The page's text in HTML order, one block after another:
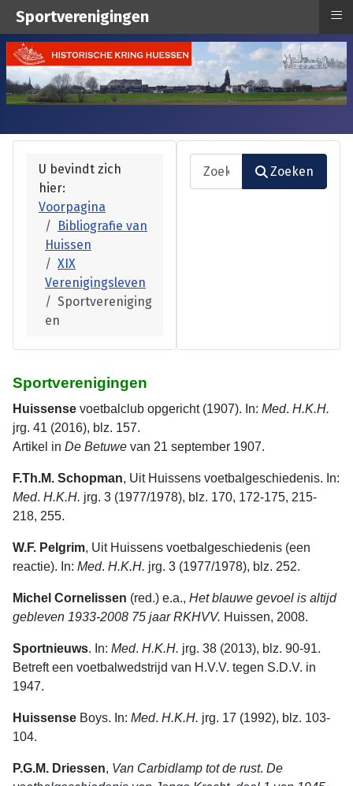
U bevindt zich
hier:
Voorpagina
Bibliografie van
Huissen
XIX
Verenigingsleven
Sportvereniging
en
Zoeken
Zoeken
Sportverenigingen
Huissense voetbalclub opgericht (1907). In: Med. H.K.H.
jrg. 41 (2016), blz. 157.
Artikel in De Betuwe van 21 september 1907.
F.Th.M. Schopman, Uit Huissens voetbalgeschiedenis. In:
Med. H.K.H. jrg. 3 (1977/1978), blz. 170, 172-175, 215-
218, 255.
W.F. Pelgrim, Uit Huissens voetbalgeschiedenis (een
reactie). In: Med. H.K.H. jrg. 3 (1977/1978), blz. 252.
Michel Cornelissen (red.) e.a., Het blauwe gevoel is altijd
gebleven 1933-2008 75 jaar RKHVV. Huissen, 2008.
Sportnieuws. In: Med. H.K.H. jrg. 38 (2013), blz. 90-91.
Betreft een voetbalwedstrijd van H.V.V. tegen S.D.V. in
1947.
Huissense Boys. In: Med. H.K.H. jrg. 17 (1992), blz. 103-
104.
P.G.M. Driessen, Van Carbidlamp tot de rust. De
Sportverenigingen ≡